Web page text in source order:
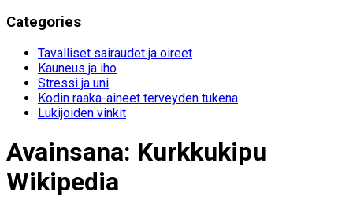
Categories
Tavalliset sairaudet ja oireet
Kauneus ja iho
Stressi ja uni
Kodin raaka-aineet terveyden tukena
Lukijoiden vinkit
Avainsana: Kurkkukipu
Wikipedia